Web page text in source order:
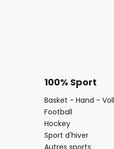
100% Sport
Basket - Hand -
Football
Hockey
Sport d'hiver
Autres sports